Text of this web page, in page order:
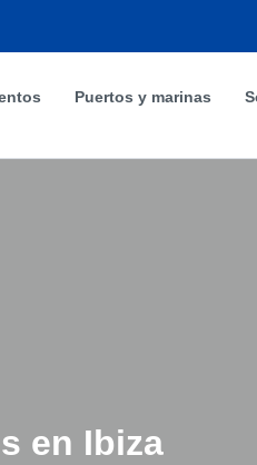
Puertos y marinas
en Ibiza